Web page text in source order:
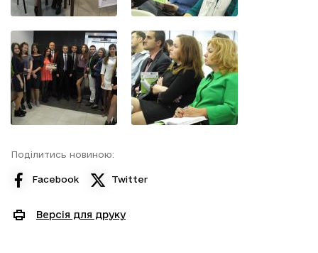
Поділитись новиною:
Facebook Twitter
Версія для друку